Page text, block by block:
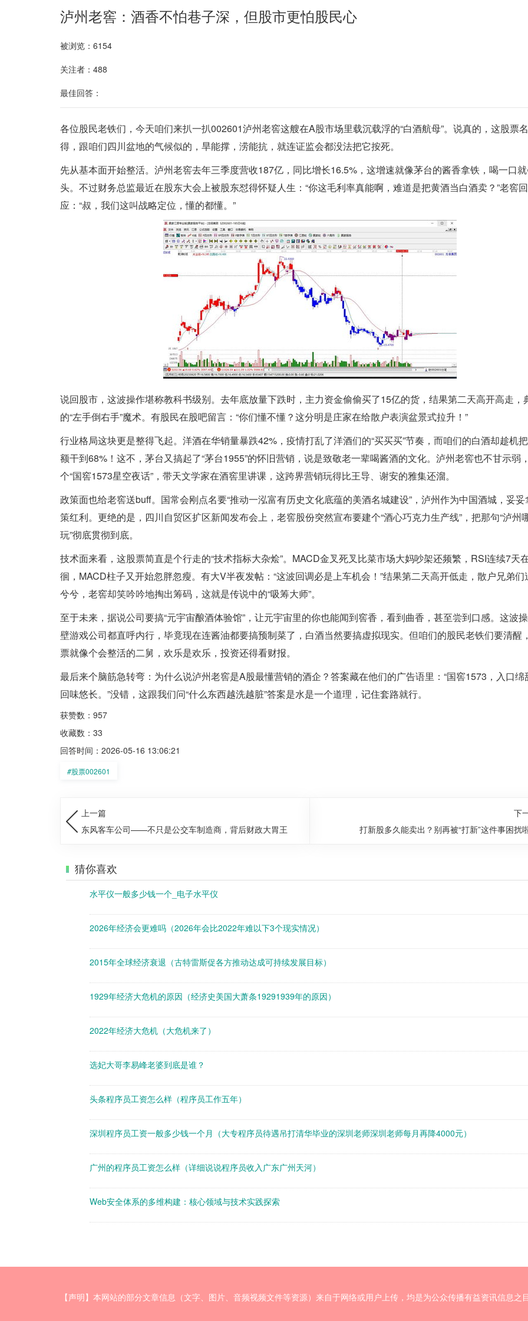
泸州老窖：酒香不怕巷子深，但股市更怕股民心
被浏览：6154
关注者：488
最佳回答：
各位股民老铁们，今天咱们来扒一扒002601泸州老窖这艘在A股市场里载沉载浮的“白酒航母”。说真的，这股票
得，跟咱们四川盆地的气候似的，旱能撑，涝能抗，就连证监会都没法把它按死。
先从基本面开始整活。泸州老窖去年三季度营收187亿，同比增长16.5%，这增速就像茅台的酱香拿铁，喝一口
头。不过财务总监最近在股东大会上被股东怼得怀疑人生：“你这毛利率真能啊，难道是把黄酒当白酒卖？”老窖回
应：“叔，我们这叫战略定位，懂的都懂。”
说回股市，这波操作堪称教科书级别。去年底放量下跌时，主力资金偷偷买了15亿的货，结果第二天高开高走，
的“左手倒右手”魔术。有股民在股吧留言：“你们懂不懂？这分明是庄家在给散户表演盆景式拉升！”
行业格局这块更是整得飞起。洋酒在华销量暴跌42%，疫情打乱了洋酒们的“买买买”节奏，而咱们的白酒却趁机
额干到68%！这不，茅台又搞起了“茅台1955”的怀旧营销，说是致敬老一辈喝酱酒的文化。泸州老窖也不甘示弱
个“国窖1573星空夜话”，带天文学家在酒窖里讲课，这跨界营销玩得比王导、谢安的雅集还溜。
政策面也给老窖送buff。国常会刚点名要“推动一泓富有历史文化底蕴的美酒名城建设”，泸州作为中国酒城，妥妥
策红利。更绝的是，四川自贸区扩区新闻发布会上，老窖股份突然宣布要建个“酒心巧克力生产线”，把那句“泸州
玩”彻底贯彻到底。
技术面来看，这股票简直是个行走的“技术指标大杂烩”。MACD金叉死叉比菜市场大妈吵架还频繁，RSI连续7天
徊，MACD柱子又开始忽胖忽瘦。有大V半夜发帖：“这波回调必是上车机会！”结果第二天高开低走，散户兄弟们
兮兮，老窖却笑吟吟地掏出筹码，这就是传说中的“吸筹大师”。
至于未来，据说公司要搞“元宇宙酿酒体验馆”，让元宇宙里的你也能闻到窖香，看到曲香，甚至尝到口感。这波
壁游戏公司都直呼内行，毕竟现在连酱油都要搞预制菜了，白酒当然要搞虚拟现实。但咱们的股民老铁们要清醒
票就像个会整活的二舅，欢乐是欢乐，投资还得看财报。
最后来个脑筋急转弯：为什么说泸州老窖是A股最懂营销的酒企？答案藏在他们的广告语里：“国窖1573，入口绵
回味悠长。”没错，这跟我们问“什么东西越洗越脏”答案是水是一个道理，记住套路就行。
获赞数：957
收藏数：33
回答时间：2026-05-16 13:06:21
#股票002601
上一篇
东风客车公司——不只是公交车制造商，背后财政大胃王
下
打新股多久能卖出？别再被“打新”这件事困扰
猜你喜欢
水平仪一般多少钱一个_电子水平仪
2026年经济会更难吗（2026年会比2022年难以下3个现实情况）
2015年全球经济衰退（古特雷斯促各方推动达成可持续发展目标）
1929年经济大危机的原因（经济史美国大萧条19291939年的原因）
2022年经济大危机（大危机来了）
选妃大哥李易峰老婆到底是谁？
头条程序员工资怎么样（程序员工作五年）
深圳程序员工资一般多少钱一个月（大专程序员待遇吊打清华毕业的深圳老师深圳老师每月再降4000元）
广州的程序员工资怎么样（详细说说程序员收入广东广州天河）
Web安全体系的多维构建：核心领域与技术实践探索
【声明】本网站的部分文章信息（文字、图片、音频视频文件等资源）来自于网络或用户上传，均是为公众传播有益资讯信息